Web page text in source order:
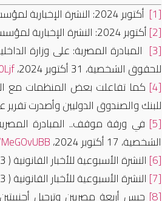
[1] أكتوبر 2024: النشرة الإخبارية لمؤسسة حرية الفكر والتعبير، مؤسسة حرية الفكر والتعبير، 4 نوفمبر 2024،
[2]أكتوبر 2024: النشرة الإخبارية لمؤسسة حرية الفكر والتعبير، مؤسسة حرية الفكر والتعبير، 4 نوفمبر 2024،
[3] المبادرة المصرية: على وزارة
للحقوق الشخصية، 31 أكتوبر 2024،
[4] كما تفاعلت بعض المنظمات مع
للبنك والصندوق الدوليين وأصدرت تقرير عيم
[5] في ورقة موقف.. المبادرة
الشخصية، 17 أكتوبر 2024،
[6] النشرة الأسبوعية للأخبار القانونية ( 13: 20 أكتوبر 2024)،
[7] النشرة الأسبوعية للأخبار القانونية ( 13: 20 أكتوبر 2024)،
[8] حبس أربعة مصريين وترحيل